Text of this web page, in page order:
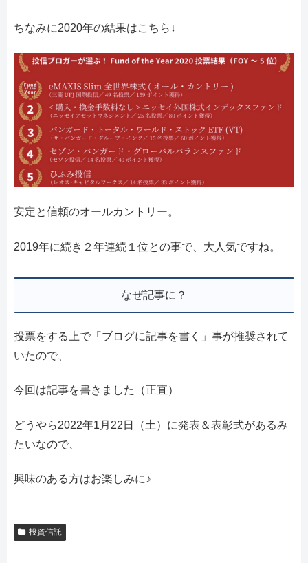
ちなみに2020年の結果はこちら↓
安定と信頼のオールカントリー。
2019年に続き２年連続１位との事で、大人気ですね。
なぜ記事に？
投票をする上で「ブログに記事を書く」事が推奨されて
いたので、
今回は記事を書きました（正直）
どうやら2022年1月22日（土）に発表＆表彰式があるみ
たいなので、
興味のある方はお楽しみに♪
投資信託